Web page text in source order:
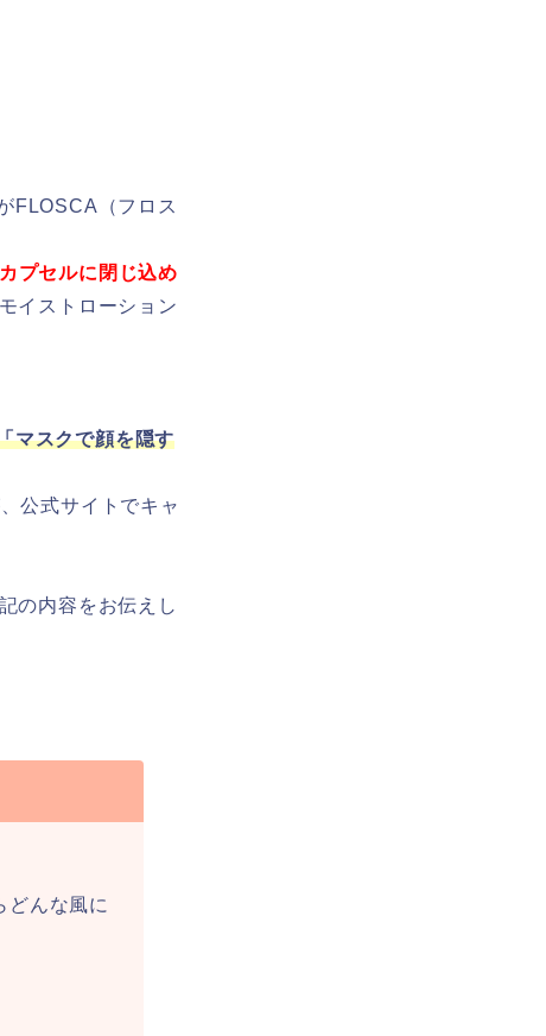
FLOSCA（フロス
プセルに閉じ込め
イストローション
マスクで顔を隠す
公式サイトでキャ
の内容をお伝えし
どんな風に